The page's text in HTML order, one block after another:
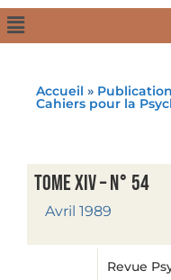
Accueil »
Cahiers pour la
Tome XIV – n° 54
Avril 1989
Revue